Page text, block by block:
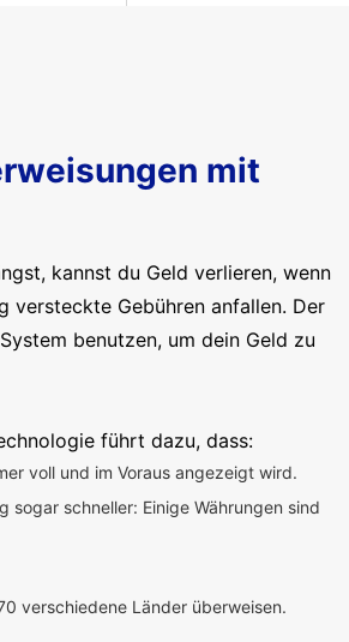
mit
kannst du Geld verlieren, wenn
versteckte Gebühren anfallen. Der
benutzen, um dein Geld zu
führt dazu, dass:
voll und im Voraus angezeigt wird.
sogar schneller: Einige Währungen sind
verschiedene Länder überweisen.